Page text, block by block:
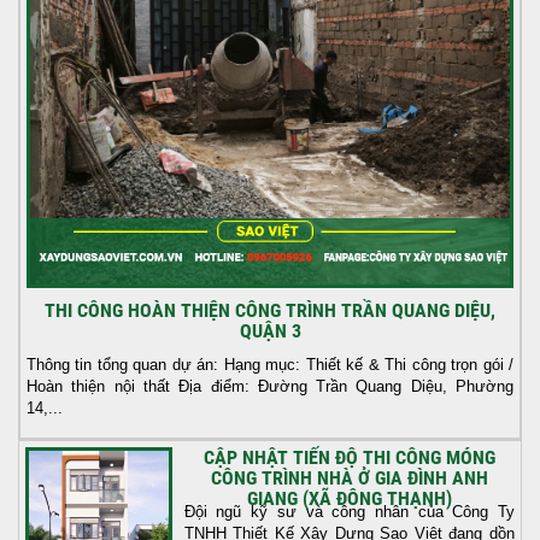
THI CÔNG HOÀN THIỆN CÔNG TRÌNH TRẦN QUANG DIỆU,
QUẬN 3
Thông tin tổng quan dự án: Hạng mục: Thiết kế & Thi công trọn gói /
Hoàn thiện nội thất Địa điểm: Đường Trần Quang Diệu, Phường
14,...
CẬP NHẬT TIẾN ĐỘ THI CÔNG MÓNG
CÔNG TRÌNH NHÀ Ở GIA ĐÌNH ANH
GIANG (XÃ ĐÔNG THẠNH)
Đội ngũ kỹ sư và công nhân của Công Ty
TNHH Thiết Kế Xây Dựng Sao Việt đang dồn